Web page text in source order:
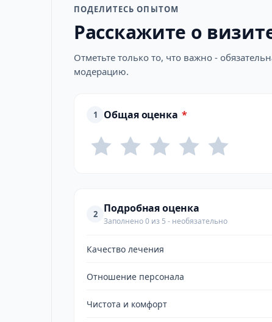
ПОДЕЛИТЕСЬ ОПЫТОМ
Расскажите о
Отметьте только то, что важно -
модерацию.
1 Общая оценка *
2 Подробная оценка
Заполнено 0 из 5 - необязательно
Качество лечения
Отношение персонала
Чистота и комфорт